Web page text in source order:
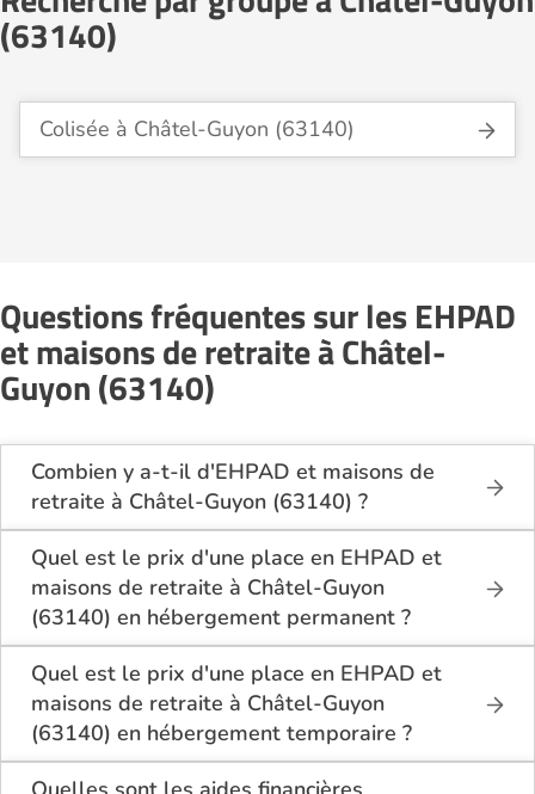
(63140)
Colisée à Châtel-Guyon (63140)
Questions fréquentes sur les EHPAD
et maisons de retraite à Châtel-
Guyon (63140)
Combien y a-t-il d'EHPAD et maisons de
retraite à Châtel-Guyon (63140) ?
Sur le site Logement-seniors.com, on recense
actuellement 1 EHPAD et maisons de retraite à
Châtel-Guyon (63140).
Quel est le prix d'une place en EHPAD et
maisons de retraite à Châtel-Guyon
(63140) en hébergement permanent ?
En hébergement permanent, le tarif minimum en
EHPAD et maisons de retraite à Châtel-Guyon
(63140) est de 2 760€ par mois pour une chambre
simple, et 1 920€ par mois pour une chambre
double.
Quel est le prix d'une place en EHPAD et
maisons de retraite à Châtel-Guyon
(63140) en hébergement temporaire ?
En hébergement temporaire, le tarif minimum en
EHPAD et maisons de retraite à Châtel-Guyon